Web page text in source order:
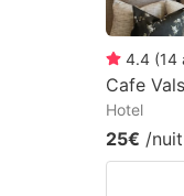
for
4.4 (14
Cafe Vals
Hotel
25€ /nuit